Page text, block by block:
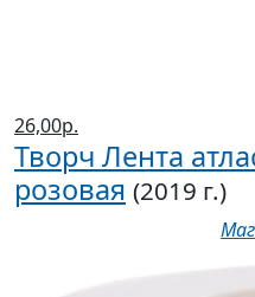
26,00р.
Творч Лента
розовая (2019 г.)